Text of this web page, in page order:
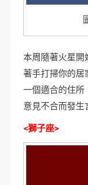
本周隨著火星開
著手打掃你的居
一個適合的住所
意見不合而發生
<獅子座>